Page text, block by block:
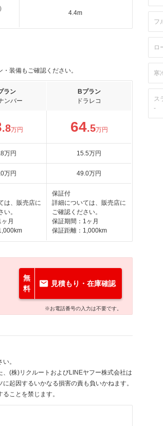
4.4m
装備もご確認ください。
ラン
ンバー
Bプラン
ドラレコ
.8万円 64.5万円
.8万円 15.5万円
.0万円 49.0万円
は、販売店に
い。
月
保証付
詳細については、販売店に
ご確認ください。
保証期間：1ヶ月
保証距離：1,000km
無
料
見積もり・在庫確認
※お電話番号の入力は不要です。
。
(株)リクルートおよびLINEヤフー株式会社は
起因するいかなる損害の責も負いかねます。
ことを禁じます。
フ
ロ
寒
ス
-